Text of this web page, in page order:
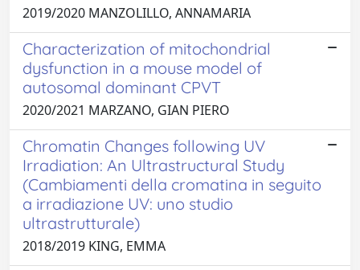
2019/2020 MANZOLILLO, ANNAMARIA
Characterization of mitochondrial
dysfunction in a mouse model of
autosomal dominant CPVT
2020/2021 MARZANO, GIAN PIERO
Chromatin Changes following UV
Irradiation: An Ultrastructural Study
(Cambiamenti della cromatina in seguito
a irradiazione UV: uno studio
ultrastrutturale)
2018/2019 KING, EMMA